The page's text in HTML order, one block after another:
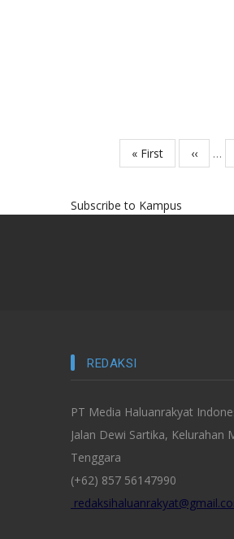
Pagination
First
page
« First
Previous
page
‹‹ …
Subscribe to Kampus
REDAKSI
PT Media Haluanrakyat
Jalan Dewi Sartika, Kelurahan
Tenggara
(+62) 857 56147990